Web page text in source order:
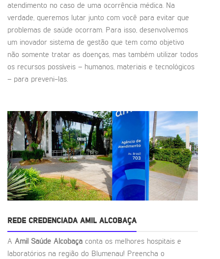
atendimento no caso de uma ocorrência médica. Na
verdade, queremos lutar junto com você para evitar que
problemas de saúde ocorram. Para isso, desenvolvemos
um inovador sistema de gestão que tem como objetivo
não somente tratar as doenças, mas também utilizar todos
os recursos possíveis – humanos, materiais e tecnológicos
– para preveni-las.
REDE CREDENCIADA AMIL ALCOBAÇA
A Amil Saúde Alcobaça conta os melhores hospitais e
laboratórios na região do Blumenau! Preencha o